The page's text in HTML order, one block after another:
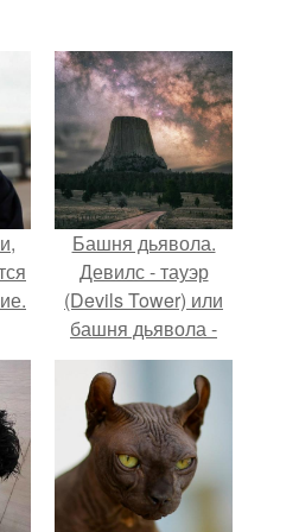
Башня дьявола.
Девилс - тауэр
(Devils Tower) или
башня дьявола -
монолит
вулканического
происхождения
высотой 1558 м над
уровнем моря.